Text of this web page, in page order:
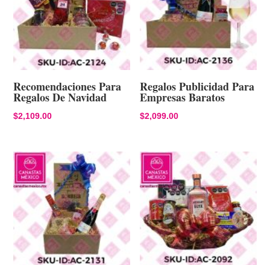
Recomendaciones Para
Regalos De Navidad
$2,109.00
Regalos Publicidad Para
Empresas Baratos
$2,099.00